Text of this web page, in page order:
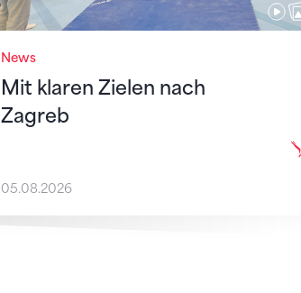
News
Mit klaren Zielen nach
Zagreb
05.08.2026